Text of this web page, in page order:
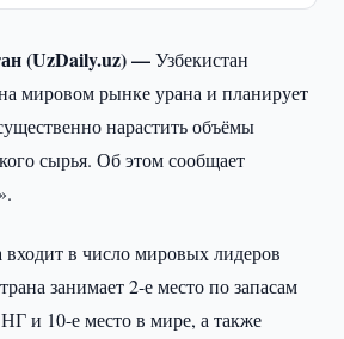
(UzDaily.uz) —Узбекистан
мировом рынке урана и планирует
нарастить объёмы
сырья. Об этом сообщает
входит в число мировых лидеров
занимает 2-е место по запасам
и 10-е место в мире, а также